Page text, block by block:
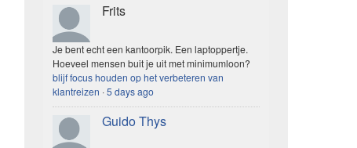
Frits
Je bent echt een kantoorpik. Een laptoppertje.
Hoeveel mensen buit je uit met minimumloon?
blijf focus houden op het verbeteren van
klantreizen ·5 days ago
Guido Thys